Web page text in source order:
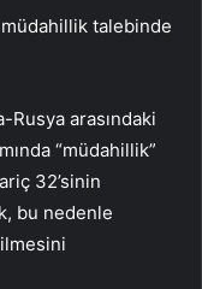
talebinde
Rusya arasındaki
“müdahillik”
32’sinin
bu nedenle